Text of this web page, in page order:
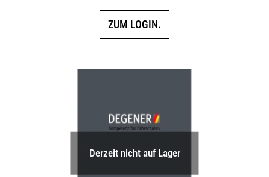
ZUM LOGIN.
Derzeit nicht auf Lager